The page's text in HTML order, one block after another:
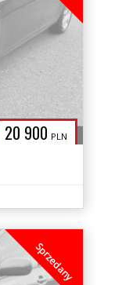
20 900 PLN
Sprzedany